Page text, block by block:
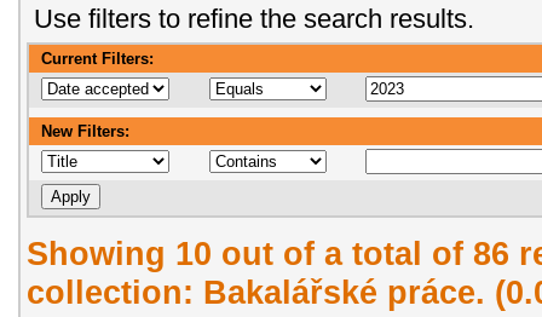
Use filters to refine the search results.
Current Filters:
New Filters:
Showing 10 out of a total of 86
collection: Bakalářské práce.